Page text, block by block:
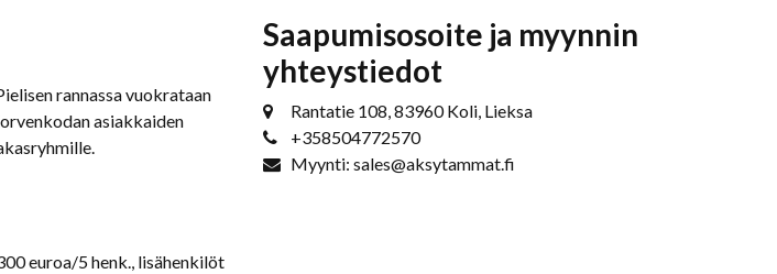
rannassa vuokrataan
asiakkaiden
euroa/5 henk., lisähenkilöt
Saapumisosoite ja myynnin
yhteystiedot
Rantatie 108, 83960 Koli, Lieksa
+358504772570
Myynti: sales@aksytammat.fi